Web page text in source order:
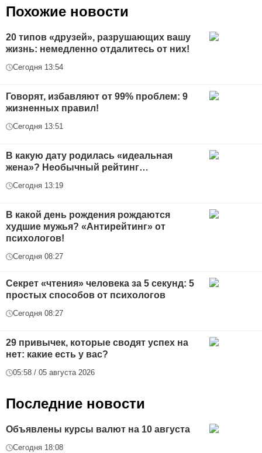
Похожие новости
20 типов «друзей», разрушающих вашу
жизнь: немедленно отдалитесь от них!
Сегодня 13:54
Говорят, избавляют от 99% проблем: 9
жизненных правил!
Сегодня 13:51
В какую дату родилась «идеальная
жена»? Необычный рейтинг…
Сегодня 13:19
В какой день рождения рождаются
худшие мужья? «Антирейтинг» от
психологов!
Сегодня 08:27
Секрет «чтения» человека за 5 секунд: 5
простых способов от психологов
Сегодня 08:27
29 привычек, которые сводят успех на
нет: какие есть у вас?
05:58 / 05 августа 2026
Последние новости
Объявлены курсы валют на 10 августа
Сегодня 18:08